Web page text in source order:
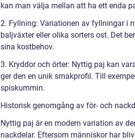
kan man välja mellan att ha ett enda
2. Fyllning: Variationen av fyllningar i
baljväxter eller olika sorters ost. Det
sina kostbehov.
3. Kryddor och örter: Nyttig paj kan
ger den en unik smakprofil. Till
spiskummin.
Historisk genomgång av för- och
Nyttig paj är en modern variation av
nackdelar. Eftersom människor har